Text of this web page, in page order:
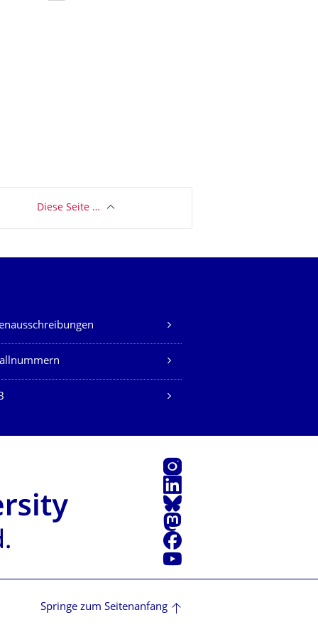
Diese Seite …
Instagram
LinkedIn
Bluesky
Mastodon
Facebook
Youtube
Springe zum Seitenanfang